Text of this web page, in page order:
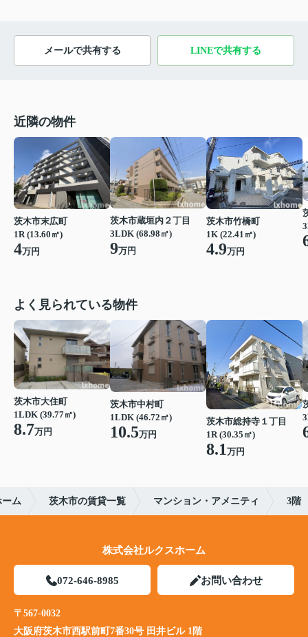
メールで共有する LINEで共有する
近隣の物件
茨木市末広町
1R (13.60㎡)
4万円
茨木市蔵垣内２丁目
3LDK (68.98㎡)
9万円
茨木市竹橋町
1K (22.41㎡)
4.9万円
よく見られている物件
茨木市大住町
1LDK (39.77㎡)
8.7万円
茨木市中村町
1LDK (46.72㎡)
10.5万円
茨木市総持寺１丁目
1R (30.35㎡)
8.1万円
ム 茨木市の賃貸一覧 マンション・アメニティ 3階
株式会社ルクスホーム
072-646-8985 お問い合わせ
〒567-0032
大阪府茨木市西駅前町7番30号 田井ビル 1階